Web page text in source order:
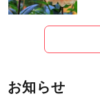
お知らせ